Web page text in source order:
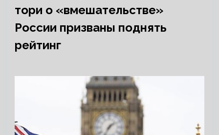
тори о «вмешательстве»
России призваны поднять
рейтинг